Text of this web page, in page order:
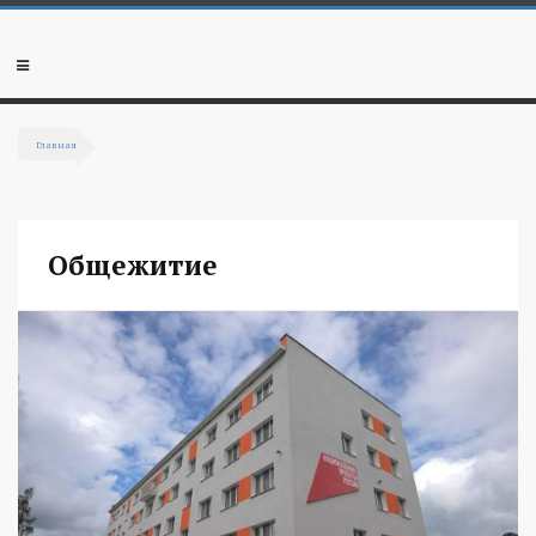
Перейти к основному содержанию
Мобильное
Главная
Общежитие